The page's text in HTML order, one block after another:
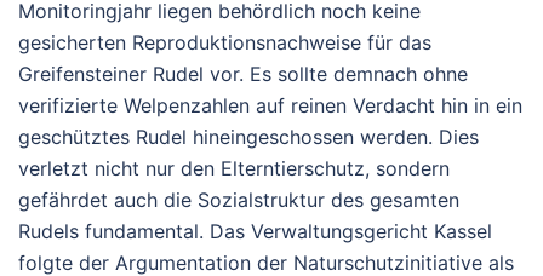
Monitoringjahr liegen behördlich noch keine
gesicherten Reproduktionsnachweise für das
Greifensteiner Rudel vor. Es sollte demnach ohne
verifizierte Welpenzahlen auf reinen Verdacht hin in ein
geschütztes Rudel hineingeschossen werden. Dies
verletzt nicht nur den Elterntierschutz, sondern
gefährdet auch die Sozialstruktur des gesamten
Rudels fundamental. Das Verwaltungsgericht Kassel
folgte der Argumentation der Naturschutzinitiative als